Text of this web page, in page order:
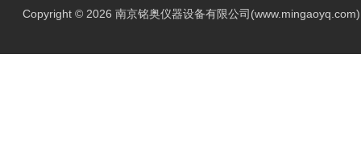
Copyright © 2026 南京铭奥仪器设备有限公司